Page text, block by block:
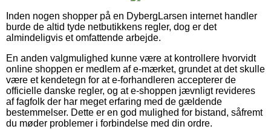
Inden nogen shopper på en DybergLarsen internet handler
burde de altid tyde netbutikkens regler, dog er det
almindeligvis et omfattende arbejde.
En anden valgmulighed kunne være at kontrollere hvorvidt
online shoppen er medlem af e-mærket, grundet at det skulle
være et kendetegn for at e-forhandleren accepterer de
officielle danske regler, og at e-shoppen jævnligt revideres
af fagfolk der har meget erfaring med de gældende
bestemmelser. Dette er en god mulighed for bistand, såfremt
du møder problemer i forbindelse med din ordre.